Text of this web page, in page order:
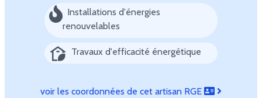
Installations d'énergies
renouvelables
Travaux d'efficacité énergétique
voir les coordonnées de cet artisan RGE